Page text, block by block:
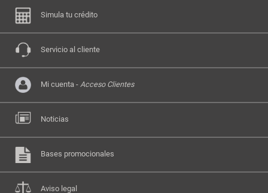
Simula tu crédito
Servicio al cliente
Mi cuenta - Acceso Clientes
Noticias
Bases promocionales
Aviso legal